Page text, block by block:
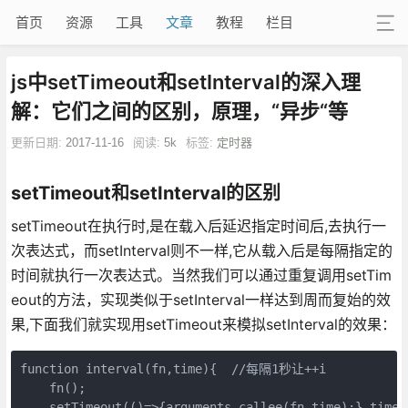
首页 资源 工具 文章 教程 栏目
js中setTimeout和setInterval的深入理
解：它们之间的区别，原理，“异步“等
更新日期: 2017-11-16 阅读: 5k 标签: 定时器
setTimeout和setInterval的区别
setTimeout在执行时,是在载入后延迟指定时间后,去执行一
次表达式，而setInterval则不一样,它从载入后是每隔指定的
时间就执行一次表达式。当然我们可以通过重复调用setTim
eout的方法，实现类似于setInterval一样达到周而复始的效
果,下面我们就实现用setTimeout来模拟setInterval的效果：
function interval(fn,time){  //每隔1秒让++i
    fn();